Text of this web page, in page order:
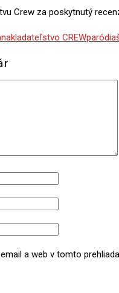
Crew za poskytnutý
nakladateľstvo CREWparódia
a web v tomto